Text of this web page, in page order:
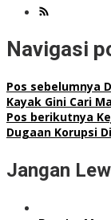
Navigasi
Pos sebelumnya
Kayak Gini Cari
Pos berikutnya
Dugaan Korupsi
Jangan